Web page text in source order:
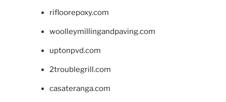
rifloorepoxy.com
woolleymillingandpaving.com
uptonpvd.com
2troublegrill.com
casateranga.com